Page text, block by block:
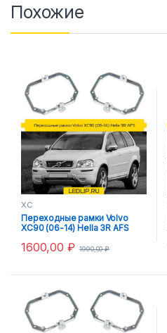
Похожие
XC
Переходные рамки Volvo
XC90 (06-14) Hella 3R AFS
1600,00 ₽ 1990,00₽